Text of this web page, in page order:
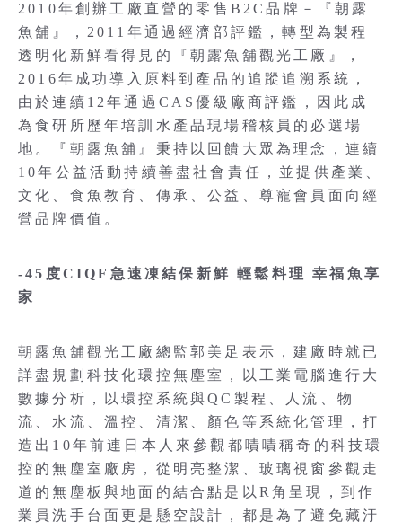
2010年創辦工廠直營的零售B2C品牌－『朝露
魚舖』，2011年通過經濟部評鑑，轉型為製程
透明化新鮮看得見的『朝露魚舖觀光工廠』，
2016年成功導入原料到產品的追蹤追溯系統，
由於連續12年通過CAS優級廠商評鑑，因此成
為食研所歷年培訓水產品現場稽核員的必選場
地。『朝露魚舖』秉持以回饋大眾為理念，連續
10年公益活動持續善盡社會責任，並提供產業、
文化、食魚教育、傳承、公益、尊寵會員面向經
營品牌價值。
-45度CIQF急速凍結保新鮮 輕鬆料理 幸福魚享
家
朝露魚舖觀光工廠總監郭美足表示，建廠時就已
詳盡規劃科技化環控無塵室，以工業電腦進行大
數據分析，以環控系統與QC製程、人流、物
流、水流、溫控、清潔、顏色等系統化管理，打
造出10年前連日本人來參觀都嘖嘖稱奇的科技環
控的無塵室廠房，從明亮整潔、玻璃視窗參觀走
道的無塵板與地面的結合點是以R角呈現，到作
業員洗手台面更是懸空設計，都是為了避免藏汙